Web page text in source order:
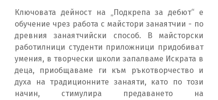
Ключовата дейност на „Подкрепа за дебют“ е
обучение чрез работа с майстори занаятчии - по
древния занаятчийски способ. В майсторски
работилници студенти приложници придобиват
умения, в творчески школи запалваме Искрата в
деца, приобщаваме ги към ръкотворчество и
духа на традиционните занаяти, като по този
начин, стимулира предаването на